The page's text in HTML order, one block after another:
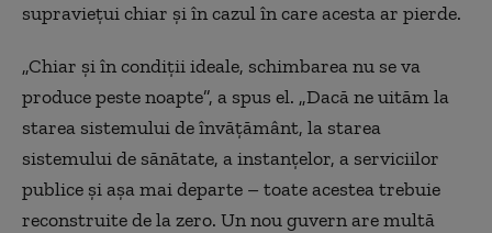
supraviețui chiar și în cazul în care acesta ar pierde.
„Chiar și în condiții ideale, schimbarea nu se va
produce peste noapte”, a spus el. „Dacă ne uităm la
starea sistemului de învățământ, la starea
sistemului de sănătate, a instanțelor, a serviciilor
publice și așa mai departe – toate acestea trebuie
reconstruite de la zero. Un nou guvern are multă